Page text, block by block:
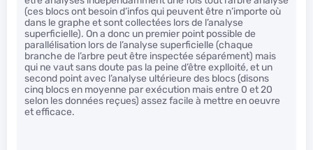
(ces blocs ont besoin d’infos qui peuvent être n’importe où
dans le graphe et sont collectées lors de l’analyse
superficielle). On a donc un premier point possible de
parallélisation lors de l’analyse superficielle (chaque
branche de l’arbre peut être inspectée séparément) mais
qui ne vaut sans doute pas la peine d’être explloité, et un
second point avec l’analyse ultérieure des blocs (disons
cinq blocs en moyenne par exécution mais entre 0 et 20
selon les données reçues) assez facile à mettre en oeuvre
et efficace.